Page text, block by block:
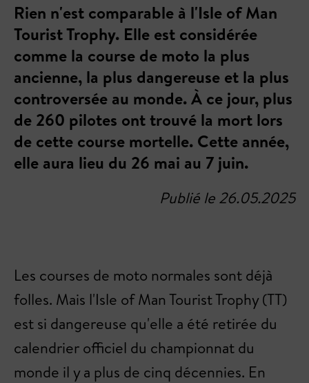
Rien n'est comparable à l'Isle of Man
Tourist Trophy. Elle est considérée
comme la course de moto la plus
ancienne, la plus dangereuse et la plus
controversée au monde. À ce jour, plus
de 260 pilotes ont trouvé la mort lors
de cette course mortelle. Cette année,
elle aura lieu du 26 mai au 7 juin.
Publié le 26.05.2025
Les courses de moto normales sont déjà
folles. Mais l'Isle of Man Tourist Trophy (TT)
est si dangereuse qu'elle a été retirée du
calendrier officiel du championnat du
monde il y a plus de cinq décennies. En